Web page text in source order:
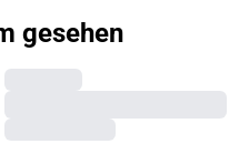
gesehen